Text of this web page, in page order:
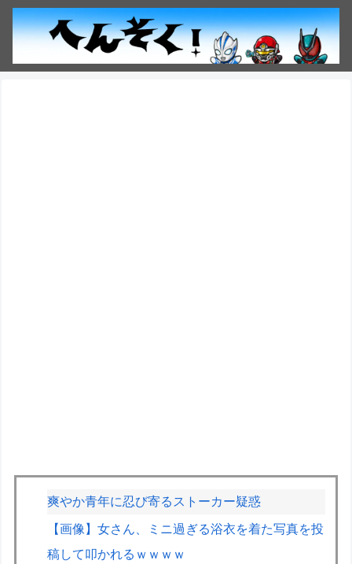
爽やか青年に忍び寄るストーカー疑惑
【画像】女さん、ミニ過ぎる浴衣を着た写真を投
稿して叩かれるｗｗｗｗ